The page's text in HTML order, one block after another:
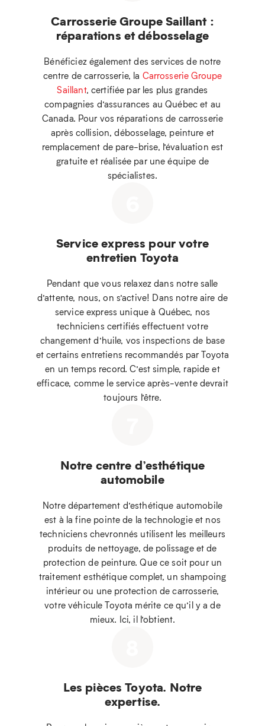
Carrosserie Groupe Saillant :
réparations et débosselage
Bénéficiez également des services de notre
centre de carrosserie, la Carrosserie Groupe
Saillant, certifiée par les plus grandes
compagnies d’assurances au Québec et au
Canada. Pour vos réparations de carrosserie
après collision, débosselage, peinture et
remplacement de pare-brise, l’évaluation est
gratuite et réalisée par une équipe de
spécialistes.
Service express pour votre
entretien Toyota
Pendant que vous relaxez dans notre salle
d’attente, nous, on s’active! Dans notre aire de
service express unique à Québec, nos
techniciens certifiés effectuent votre
changement d’huile, vos inspections de base
et certains entretiens recommandés par Toyota
en un temps record. C’est simple, rapide et
efficace, comme le service après-vente devrait
toujours l’être.
Notre centre d’esthétique
automobile
Notre département d’esthétique automobile
est à la fine pointe de la technologie et nos
techniciens chevronnés utilisent les meilleurs
produits de nettoyage, de polissage et de
protection de peinture. Que ce soit pour un
traitement esthétique complet, un shampoing
intérieur ou une protection de carrosserie,
votre véhicule Toyota mérite ce qu’il y a de
mieux. Ici, il l’obtient.
Les pièces Toyota. Notre
expertise.